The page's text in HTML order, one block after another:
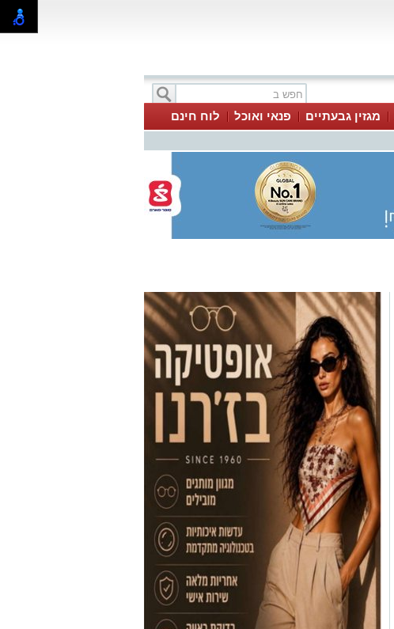
מגזין גבעתיים פנאי ואוכל לוח חינם